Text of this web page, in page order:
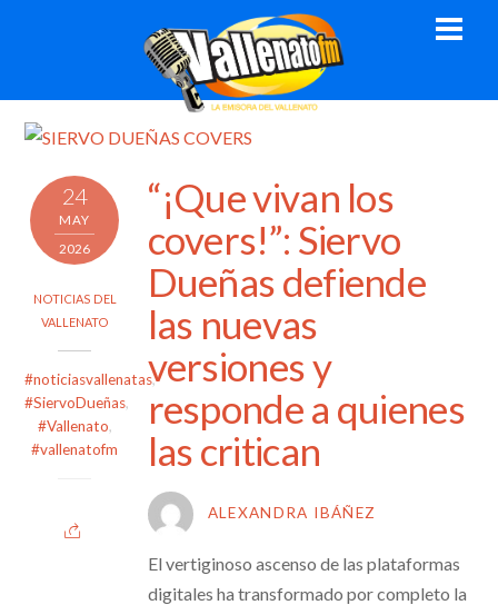
24
MAY
2026
NOTICIAS DEL
VALLENATO
#noticiasvallenatas,
#SiervoDueñas,
#Vallenato,
#vallenatofm
“¡Que vivan los
covers!”: Siervo
Dueñas defiende
las nuevas
versiones y
responde a quienes
las critican
ALEXANDRA IBÁÑEZ
El vertiginoso ascenso de las plataformas
digitales ha transformado por completo la